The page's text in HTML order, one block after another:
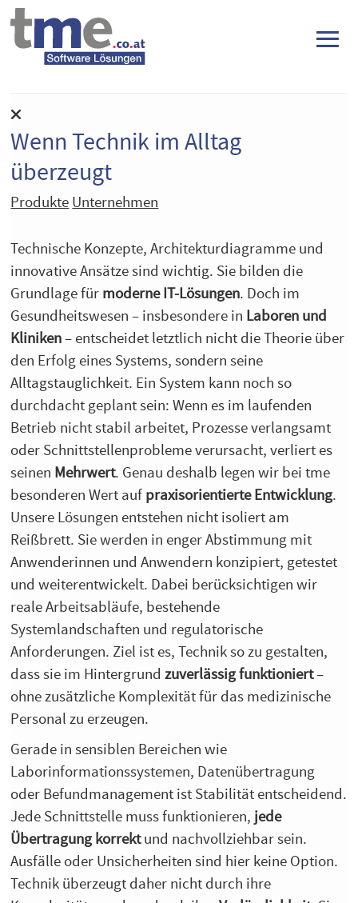
≡
Wenn Technik im Alltag
überzeugt
Produkte Unternehmen
Technische Konzepte, Architekturdiagramme und
innovative Ansätze sind wichtig. Sie bilden die
Grundlage für moderne IT-Lösungen. Doch im
Gesundheitswesen – insbesondere in Laboren und
Kliniken– entscheidet letztlich nicht die Theorie über
den Erfolg eines Systems, sondern seine
Alltagstauglichkeit. Ein System kann noch so
durchdacht geplant sein: Wenn es im laufenden
Betrieb nicht stabil arbeitet, Prozesse verlangsamt
oder Schnittstellenprobleme verursacht, verliert es
seinen Mehrwert. Genau deshalb legen wir bei tme
besonderen Wert auf praxisorientierte Entwicklung.
Unsere Lösungen entstehen nicht isoliert am
Reißbrett. Sie werden in enger Abstimmung mit
Anwenderinnen und Anwendern konzipiert, getestet
und weiterentwickelt. Dabei berücksichtigen wir
reale Arbeitsabläufe, bestehende
Systemlandschaften und regulatorische
Anforderungen. Ziel ist es, Technik so zu gestalten,
dass sie im Hintergrundzuverlässig funktioniert–
ohne zusätzliche Komplexität für das medizinische
Personal zu erzeugen.
Gerade in sensiblen Bereichen wie
Laborinformationssystemen, Datenübertragung
oder Befundmanagement ist Stabilität entscheidend.
Jede Schnittstelle muss funktionieren, jede
Übertragung korrektund nachvollziehbar sein.
Ausfälle oder Unsicherheiten sind hier keine Option.
Technik überzeugt daher nicht durch ihre